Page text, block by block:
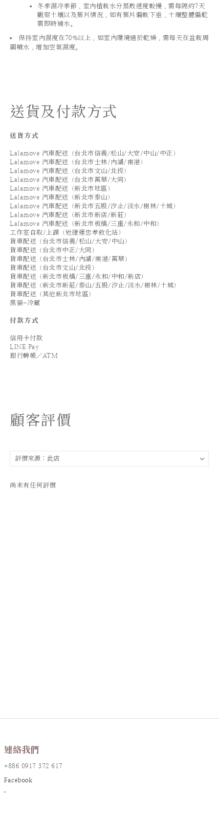
冬季濕冷季節，室內植栽水分蒸散速度較慢，需每隔約7天
觀察土壤以及葉片情況，如有葉片偏軟下垂，土壤整體偏乾
需即時補水。
保持室內濕度在70%以上，如室內環境過於乾燥，需每天在盆栽周
圍噴水，增加空氣濕度。
送貨及付款方式
送貨方式
Lalamove 汽車配送（台北市信義/松山/大安/中山/中正）
Lalamove 汽車配送（台北市士林/內湖/南港）
Lalamove 汽車配送（台北市文山/北投）
Lalamove 汽車配送（台北市萬華/大同）
Lalamove 汽車配送（新北市地區）
Lalamove 汽車配送（新北市泰山）
Lalamove 汽車配送（新北市五股/汐止/淡水/樹林/土城）
Lalamove 汽車配送（新北市新店/新莊）
Lalamove 汽車配送（新北市板橋/三重/永和/中和）
工作室自取/上課（近捷運忠孝敦化站）
貨車配送（台北市信義/松山/大安/中山）
貨車配送（台北市中正/大同）
貨車配送（台北市士林/內湖/南港/萬華）
貨車配送（台北市文山/北投）
貨車配送（新北市板橋/三重/永和/中和/新店）
貨車配送（新北市新莊/泰山/五股/汐止/淡水/樹林/土城）
貨車配送（其他新北市地區）
黑貓-冷藏
付款方式
信用卡付款
LINE Pay
銀行轉帳／ATM
顧客評價
尚未有任何評價
連絡我們
+886 0917 372 617
Facebook
Instagram